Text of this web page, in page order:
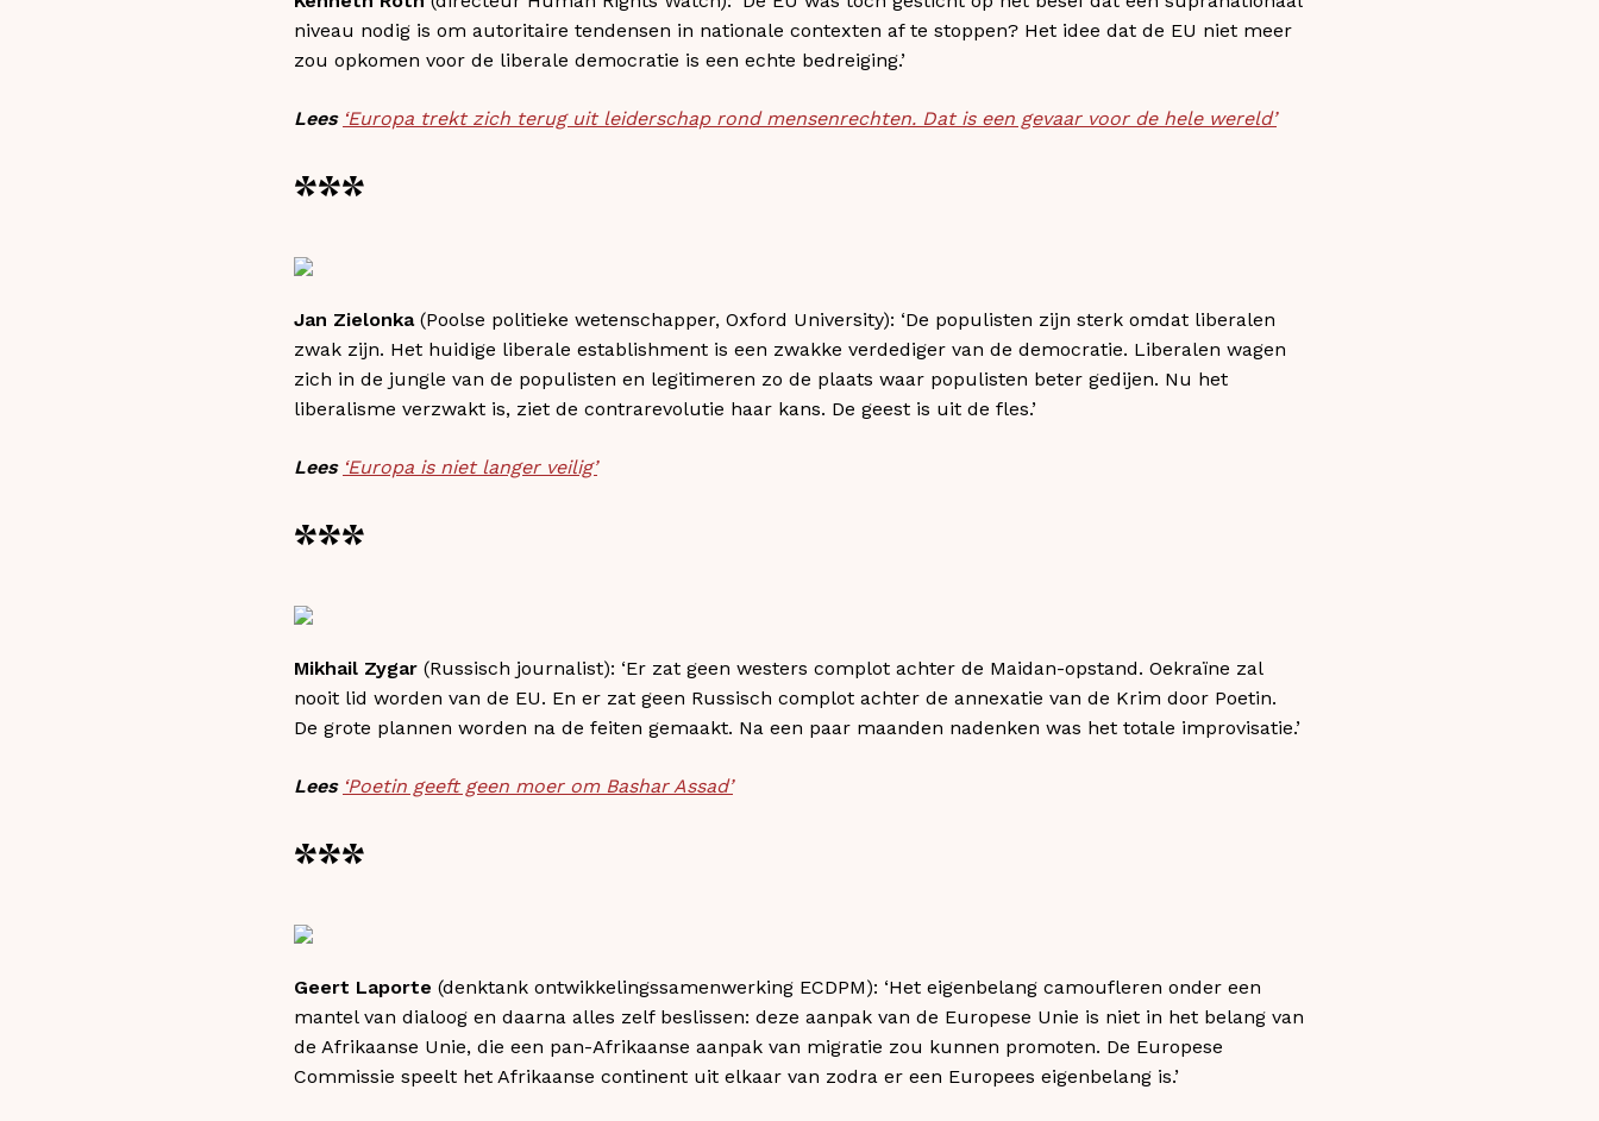
niveau nodig is om autoritaire tendensen in nationale contexten af te stoppen? Het idee dat de EU niet meer
zou opkomen voor de liberale democratie is een echte bedreiging.’
Lees ‘Europa trekt zich terug uit leiderschap rond mensenrechten. Dat is een gevaar voor de hele wereld’
***
Jan Zielonka(Poolse politieke wetenschapper, Oxford University): ‘De populisten zijn sterk omdat liberalen
zwak zijn. Het huidige liberale establishment is een zwakke verdediger van de democratie. Liberalen wagen
zich in de jungle van de populisten en legitimeren zo de plaats waar populisten beter gedijen. Nu het
liberalisme verzwakt is, ziet de contrarevolutie haar kans. De geest is uit de fles.’
Lees ‘Europa is niet langer veilig’
***
Mikhail Zygar (Russisch journalist): ‘Er zat geen westers complot achter de Maidan-opstand. Oekraïne zal
nooit lid worden van de EU. En er zat geen Russisch complot achter de annexatie van de Krim door Poetin.
De grote plannen worden na de feiten gemaakt. Na een paar maanden nadenken was het totale improvisatie.’
Lees ‘Poetin geeft geen moer om Bashar Assad’
***
Geert Laporte (denktank ontwikkelingssamenwerking ECDPM): ‘Het eigenbelang camoufleren onder een
mantel van dialoog en daarna alles zelf beslissen: deze aanpak van de Europese Unie is niet in het belang van
de Afrikaanse Unie, die een pan-Afrikaanse aanpak van migratie zou kunnen promoten. De Europese
Commissie speelt het Afrikaanse continent uit elkaar van zodra er een Europees eigenbelang is.’